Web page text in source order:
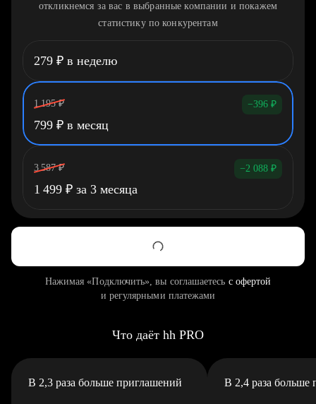
откликнемся за вас в выбранные компании и покажем
статистику по конкурентам
279 ₽ в неделю
1 195 ₽ −396 ₽
799 ₽ в месяц
3 587 ₽ −2 088 ₽
1 499 ₽ за 3 месяца
Нажимая «Подключить», вы соглашаетесь с офертой
и регулярными платежами
Что даёт hh PRO
В 2,3 раза больше приглашений В 2,4 раза больше